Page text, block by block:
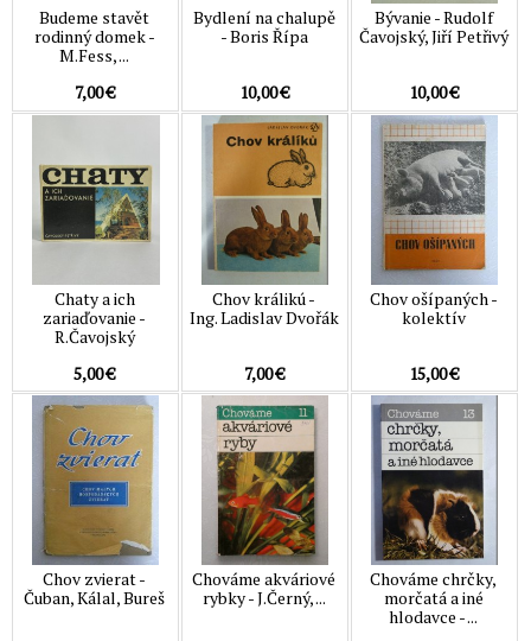
Budeme stavět
rodinný domek -
M.Fess, ...
7,00 €
Bydlení na chalupě
- Boris Řípa
10,00 €
Bývanie - Rudolf
Čavojský, Jiří Petřivý
10,00 €
Chaty a ich
zariaďovanie -
R.Čavojský
5,00 €
Chov králikú -
Ing. Ladislav Dvořák
7,00 €
Chov ošípaných -
kolektív
15,00 €
Chov zvierat -
Čuban, Kálal, Bureš
Chováme akváriové
rybky - J.Černý, ...
Chováme chrčky,
morčatá a iné
hlodavce - ...